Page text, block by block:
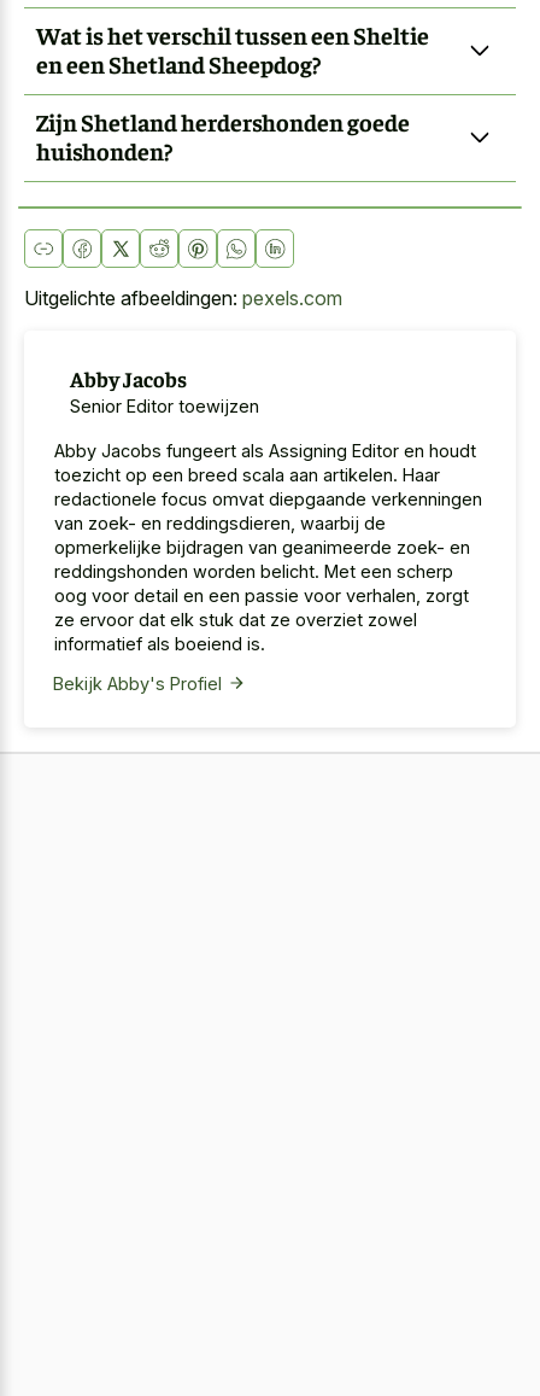
Wat is het verschil tussen een Sheltie
en een Shetland Sheepdog?
Zijn Shetland herdershonden goede
huishonden?
Uitgelichte afbeeldingen: pexels.com
Abby Jacobs
Senior Editor toewijzen
Abby Jacobs fungeert als Assigning Editor en houdt
toezicht op een breed scala aan artikelen. Haar
redactionele focus omvat diepgaande verkenningen
van zoek- en reddingsdieren, waarbij de
opmerkelijke bijdragen van geanimeerde zoek- en
reddingshonden worden belicht. Met een scherp
oog voor detail en een passie voor verhalen, zorgt
ze ervoor dat elk stuk dat ze overziet zowel
informatief als boeiend is.
Bekijk Abby's Profiel